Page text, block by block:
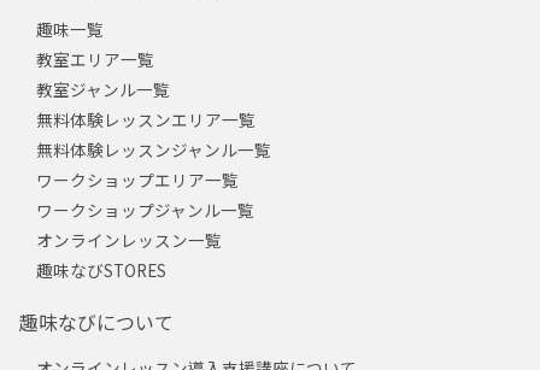
趣味一覧
教室エリア一覧
教室ジャンル一覧
無料体験レッスンエリア一覧
無料体験レッスンジャンル一覧
ワークショップエリア一覧
ワークショップジャンル一覧
オンラインレッスン一覧
趣味なびSTORES
趣味なびについて